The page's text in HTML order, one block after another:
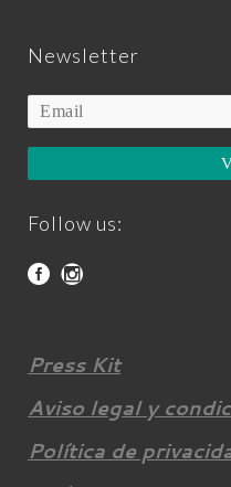
Newsletter
Follow us:
Press Kit
Aviso legal y
Política de